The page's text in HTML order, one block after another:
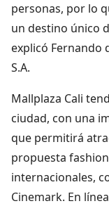
personas, por lo
un destino único
explicó Fernando
S.A.
Mallplaza Cali
ciudad, con una
que permitirá
propuesta
internacionales,
Cinemark. En